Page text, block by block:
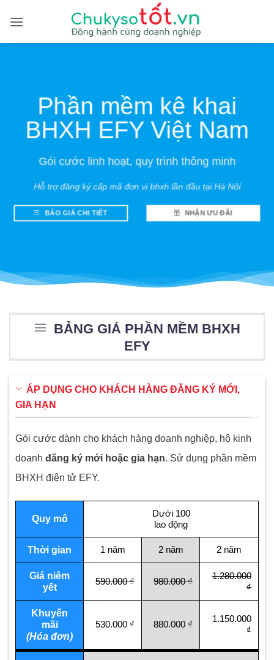
qua
Phần mềm kê khai
BHXH EFY Việt Nam
Gói cước linh hoạt, quy trình thông minh
Hỗ trợ đăng ký cấp mã đơn vị bhxh lần đầu tại Hà Nội
BÁO GIÁ CHI TIẾT NHẬN ƯU ĐÃI
BẢNG GIÁ PHẦN MỀM BHXH
EFY
ÁP DỤNG CHO KHÁCH HÀNG ĐĂNG KÝ MỚI,
GIA HẠN
Gói cước dành cho khách hàng doanh nghiệp, hộ kinh
doanh đăng ký mới hoặc gia hạn. Sử dụng phần mềm
BHXH điện tử EFY.
Quy mô
Dưới 100
lao động
Thời gian 1 năm 2 năm 2 năm
Giá niêm
yết
590.000 ₫ 980.000 ₫
1.280.000
₫
Khuyến
mãi
(Hóa đơn)
530.000 ₫ 880.000 ₫
1.150.000
₫